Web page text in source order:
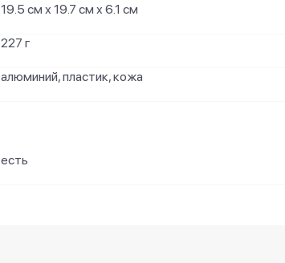
19.5 см х 19.7 см х 6.1 см
227 г
алюминий, пластик, кожа
есть